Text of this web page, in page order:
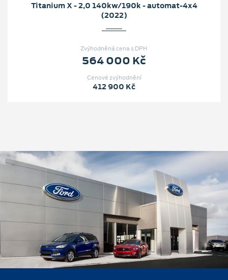
Titanium X - 2,0 140kw/190k - automat-4x4
(2022)
Zvýhodněná cena s DPH
564 000 Kč
Cenové zvýhodnění
412 900 Kč